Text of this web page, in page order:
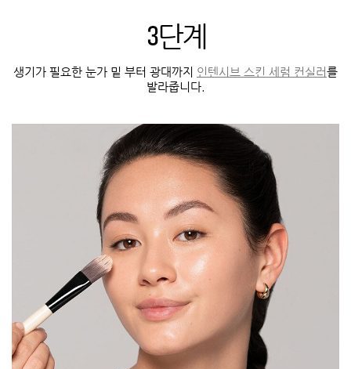
3단계
생기가 필요한 눈가 밑 부터 광대까지 인텐시브 스킨 세럼 컨실러를
발라줍니다.